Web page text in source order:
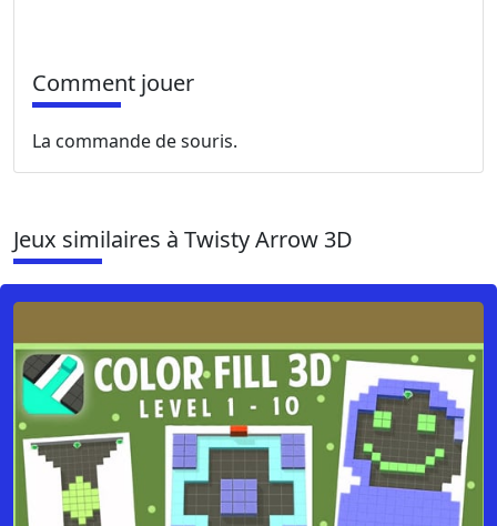
Comment jouer
La commande de souris.
Jeux similaires à Twisty Arrow 3D